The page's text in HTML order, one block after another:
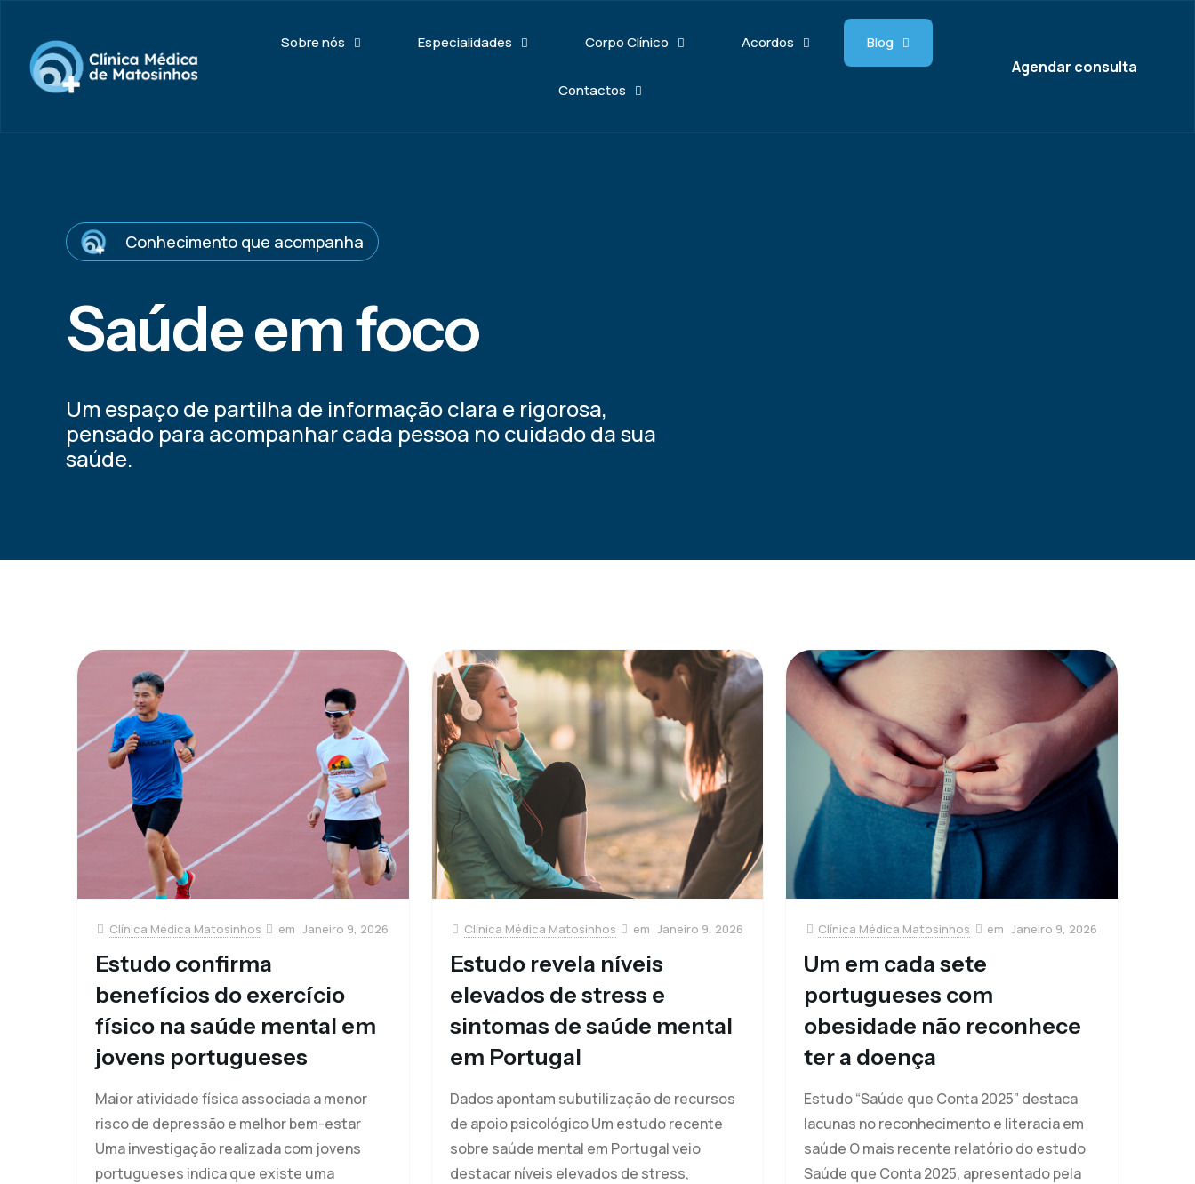
Sobre nós Especialidades Corpo Clínico Acordos Blog
Contactos
Agendar consulta
Conhecimento que acompanha
Saúde em foco
Um espaço de partilha de informação clara e rigorosa,
pensado para acompanhar cada pessoa no cuidado da sua
saúde.
Clínica Médica Matosinhos Janeiro 9, 2026
Estudo confirma
benefícios do exercício
físico na saúde mental em
jovens portugueses
Maior atividade física associada a menor
risco de depressão e melhor bem-estar
Uma investigação realizada com jovens
portugueses indica que existe uma
Clínica Médica Matosinhos Janeiro 9, 2026
Estudo revela níveis
elevados de stress e
sintomas de saúde mental
em Portugal
Dados apontam subutilização de recursos
de apoio psicológico Um estudo recente
sobre saúde mental em Portugal veio
destacar níveis elevados de stress,
Clínica Médica Matosinhos Janeiro 9, 2026
Um em cada sete
portugueses com
obesidade não reconhece
ter a doença
Estudo “Saúde que Conta 2025” destaca
lacunas no reconhecimento e literacia em
saúde O mais recente relatório do estudo
Saúde que Conta 2025, apresentado pela